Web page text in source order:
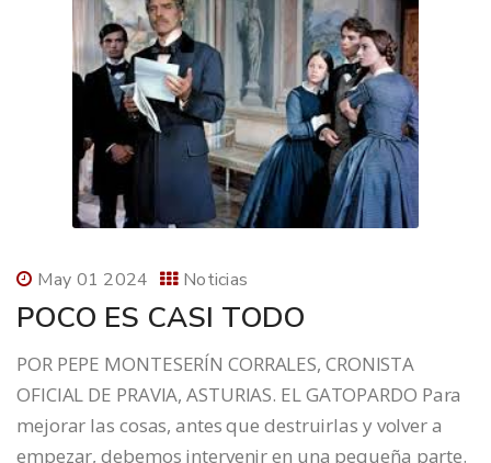
May 01 2024 Noticias
POCO ES CASI TODO
POR PEPE MONTESERÍN CORRALES, CRONISTA
OFICIAL DE PRAVIA, ASTURIAS. EL GATOPARDO Para
mejorar las cosas, antes que destruirlas y volver a
empezar, debemos intervenir en una pequeña parte.